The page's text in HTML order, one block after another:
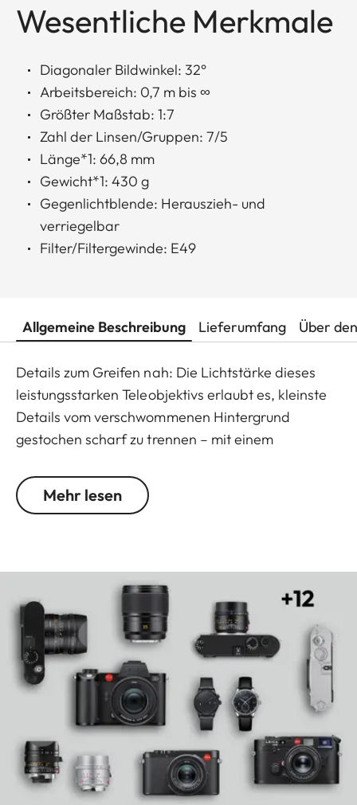
Wesentliche Merkmale
Diagonaler Bildwinkel: 32°
Arbeitsbereich: 0,7 m bis ∞
Größter Maßstab: 1:7
Zahl der Linsen/Gruppen: 7/5
Länge*1: 66,8 mm
Gewicht*1: 430 g
Gegenlichtblende: Herauszieh- und
verriegelbar
Filter/Filtergewinde: E49
Allgemeine Beschreibung Lieferumfang Über
Details zum Greifen nah: Die Lichtstärke dieses
leistungsstarken Teleobjektivs erlaubt es, kleinste
Details vom verschwommenen Hintergrund
gestochen scharf zu trennen – mit einem
natürlichen Bildwinkel, mit dem es sich für
natürliche, intensive Porträts sowie für Reportagen
Mehr lesen